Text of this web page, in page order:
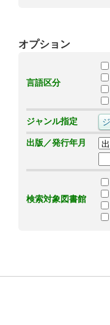
オプション
言語区分
ジャンル指定
出版／発行年月
検索対象図書館